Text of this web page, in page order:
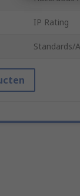
IP Rating
Standards/